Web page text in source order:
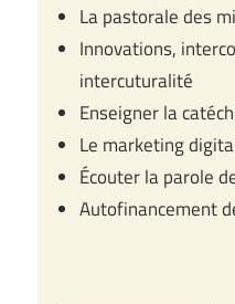
La pastorale des
Innovations,
intercuturalité
Enseigner la
Le marketing
Écouter la parole
Autofinancement